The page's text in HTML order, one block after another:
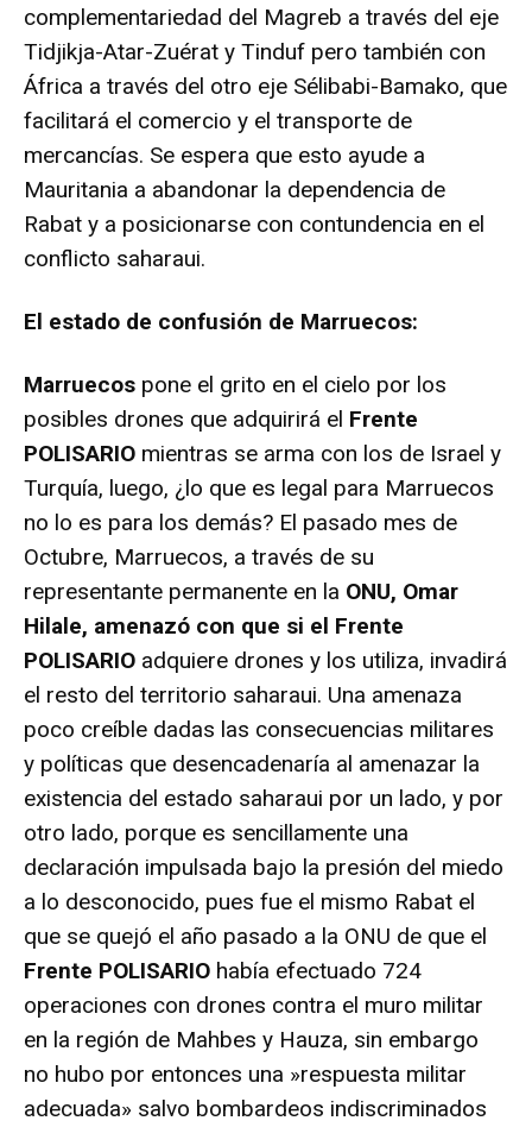
complementariedad del Magreb a través del eje
Tidjikja-Atar-Zuérat y Tinduf pero también con
África a través del otro eje Sélibabi-Bamako, que
facilitará el comercio y el transporte de
mercancías. Se espera que esto ayude a
Mauritania a abandonar la dependencia de
Rabat y a posicionarse con contundencia en el
conflicto saharaui.
El estado de confusión de Marruecos:
Marruecos pone el grito en el cielo por los
posibles drones que adquirirá el Frente
POLISARIO mientras se arma con los de Israel y
Turquía, luego, ¿lo que es legal para Marruecos
no lo es para los demás? El pasado mes de
Octubre, Marruecos, a través de su
representante permanente en la ONU, Omar
Hilale, amenazó con que si el Frente
POLISARIO adquiere drones y los utiliza, invadirá
el resto del territorio saharaui. Una amenaza
poco creíble dadas las consecuencias militares
y políticas que desencadenaría al amenazar la
existencia del estado saharaui por un lado, y por
otro lado, porque es sencillamente una
declaración impulsada bajo la presión del miedo
a lo desconocido, pues fue el mismo Rabat el
que se quejó el año pasado a la ONU de que el
Frente POLISARIO había efectuado 724
operaciones con drones contra el muro militar
en la región de Mahbes y Hauza, sin embargo
no hubo por entonces una »respuesta militar
adecuada» salvo bombardeos indiscriminados